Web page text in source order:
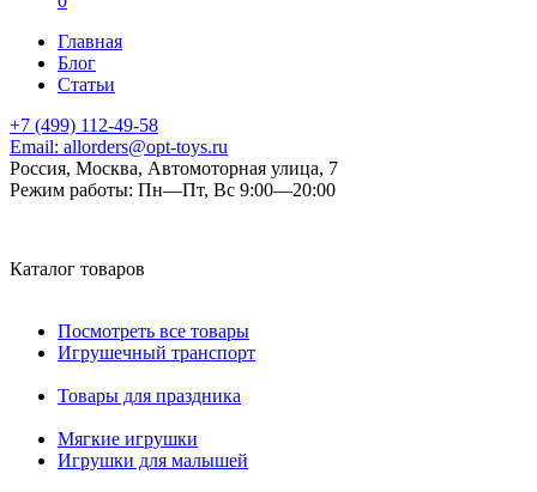
Главная
Блог
Статьи
+7 (499) 112-49-58
Email: allorders@opt-toys.ru
Россия, Москва, Автомоторная улица, 7
Режим работы: Пн—Пт, Вс 9:00—20:00
Каталог товаров
Посмотреть все товары
Игрушечный транспорт
Товары для праздника
Мягкие игрушки
Игрушки для малышей